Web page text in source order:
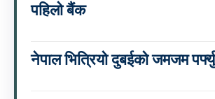
पहिलो बैंक
नेपाल भित्रियो दुबईको जमजम